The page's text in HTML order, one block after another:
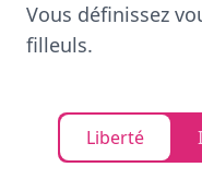
Vous définissez
filleuls.
Liberté